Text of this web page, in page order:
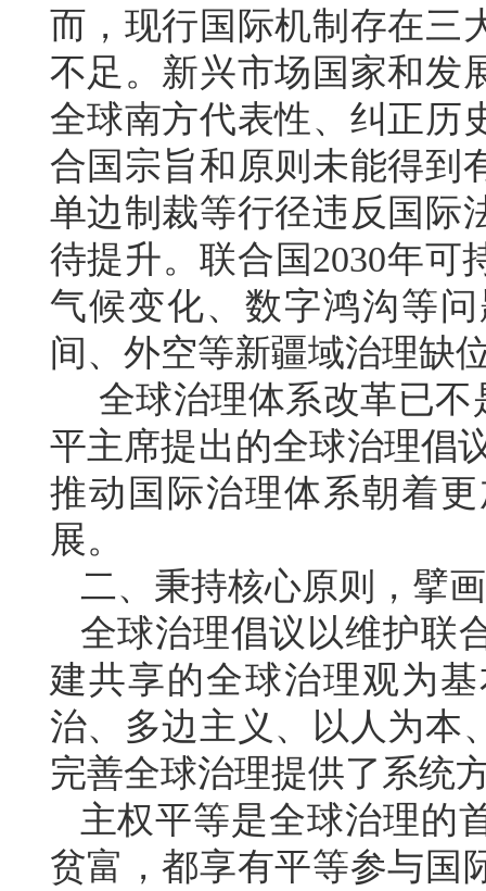
而，现行国际机制存在三
不足。新兴市场国家和发
全球南方代表性、纠正历
合国宗旨和原则未能得到
单边制裁等行径违反国际
待提升。联合国2030年可
气候变化、数字鸿沟等
间、外空等新疆域治理缺
全球治理体系改革已不
平主席提出的全球治理倡
推动国际治理体系朝着
展。
二、秉持核心原则，擘
全球治理倡议以维护联
建共享的全球治理观为
治、多边主义、以人为本
完善全球治理提供了系统
主权平等是全球治理的
贫富，都享有平等参与国